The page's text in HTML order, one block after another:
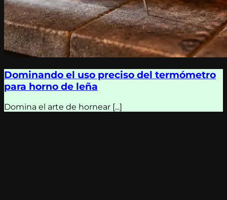
Dominando el uso preciso del termómetro
para horno de leña
Domina el arte de hornear [...]